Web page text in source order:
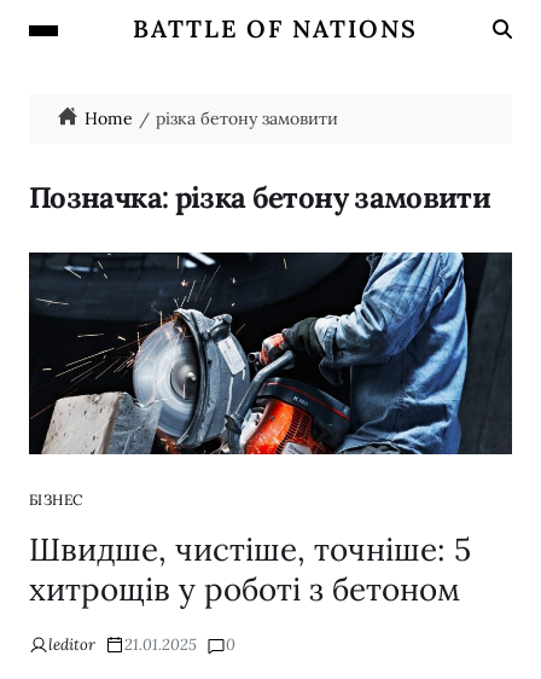
BATTLE OF NATIONS
Home різка бетону замовити
Позначка:різка бетону замовити
БІЗНЕС
Швидше, чистіше, точніше: 5
хитрощів у роботі з бетоном
leditor 21.01.2025 0